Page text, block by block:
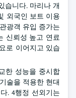
습니다. 마리나 개
외국인 보트 이용
광객 유입 증가는
신뢰성 높고 연료
로 이어지고 있습
한 성능을 중시합
술을 적용한 현대
. 4행정 선외기는